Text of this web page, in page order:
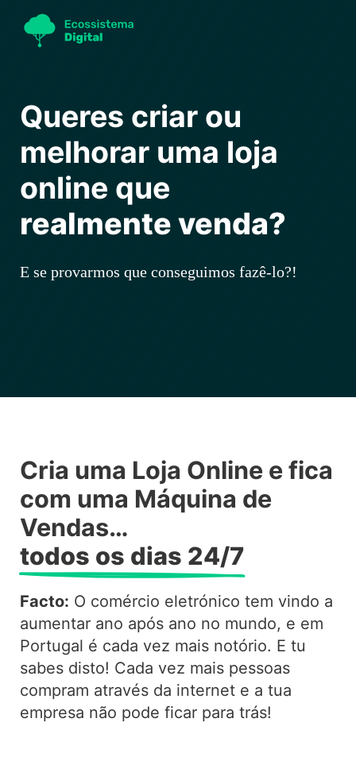
Queres criar ou
melhorar uma loja
online que
realmente venda?
E se provarmos que conseguimos fazê-lo?!
Cria uma Loja Online e fica
com uma Máquina de
Vendas…
todos os dias 24/7
Facto: O comércio eletrónico tem vindo a
aumentar ano após ano no mundo, e em
Portugal é cada vez mais notório. E tu
sabes disto! Cada vez mais pessoas
compram através da internet e a tua
empresa não pode ficar para trás!